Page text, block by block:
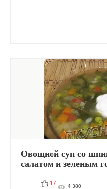
Овощной суп со
салатом и зеленым
17 4 380